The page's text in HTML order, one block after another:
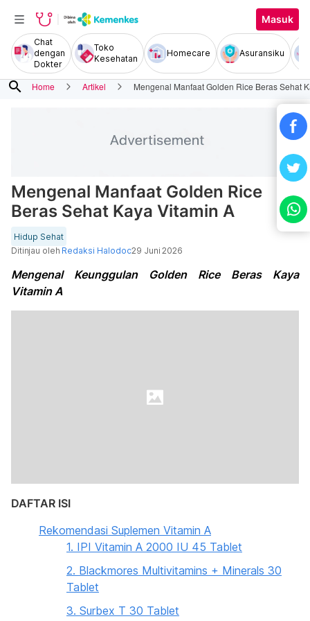
Masuk
Chat
dengan
Dokter
Toko
Kesehatan
Homecare Asuransiku
search Home Artikel Mengenal Manfaat Golden Rice Beras Sehat
Mengenal Manfaat Golden Rice
Beras Sehat Kaya Vitamin A
Hidup Sehat
Ditinjau oleh Redaksi Halodoc29 Juni 2026
Mengenal Keunggulan Golden Rice Beras Kaya
Vitamin A
DAFTAR ISI
Rekomendasi Suplemen Vitamin A
1. IPI Vitamin A 2000 IU 45 Tablet
2. Blackmores Multivitamins + Minerals 30
Tablet
3. Surbex T 30 Tablet